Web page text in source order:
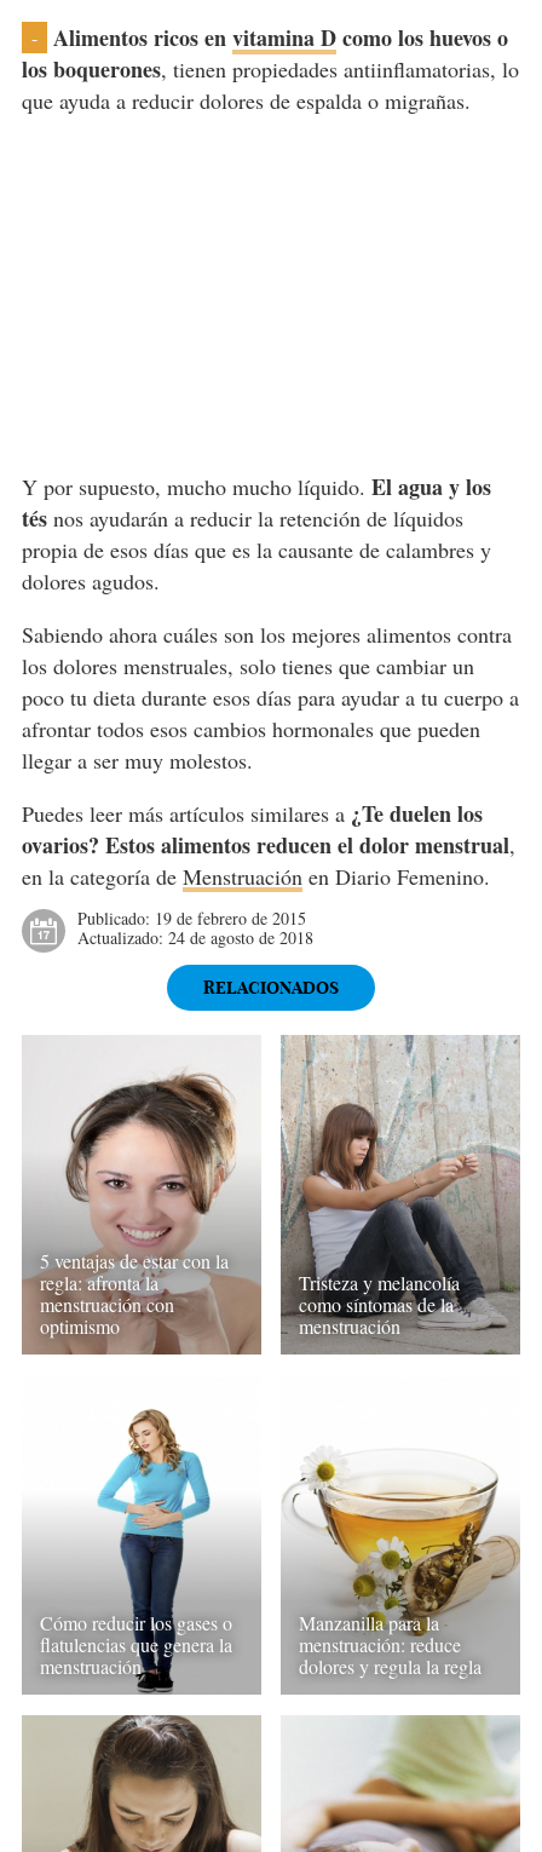
- Alimentos ricos envitamina Dcomo los huevos o
los boquerones, tienen propiedades antiinflamatorias, lo
que ayuda a reducir dolores de espalda o migrañas.
Y por supuesto, mucho mucho líquido. El agua y los
tésnos ayudarán a reducir la retención de líquidos
propia de esos días que es la causante de calambres y
dolores agudos.
Sabiendo ahora cuáles son los mejores alimentos contra
los dolores menstruales, solo tienes que cambiar un
poco tu dieta durante esos días para ayudar a tu cuerpo a
afrontar todos esos cambios hormonales que pueden
llegar a ser muy molestos.
Puedes leer más artículos similares a ¿Te duelen los
ovarios? Estos alimentos reducen el dolor menstrual,
en la categoría de Menstruaciónen Diario Femenino.
Publicado: 19 de febrero de 2015
Actualizado: 24 de agosto de 2018
RELACIONADOS
5 ventajas de estar con la
regla: afronta la
menstruación con
optimismo
Tristeza y melancolía
como síntomas de la
menstruación
Cómo reducir los gases o
flatulencias que genera la
menstruación
Manzanilla para la
menstruación: reduce
dolores y regula la regla